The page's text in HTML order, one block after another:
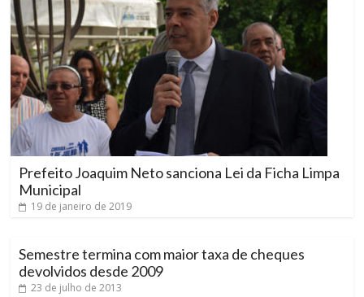
Prefeito Joaquim Neto sanciona Lei da Ficha Limpa
Municipal
19 de janeiro de 2019
Semestre termina com maior taxa de cheques
devolvidos desde 2009
23 de julho de 2013